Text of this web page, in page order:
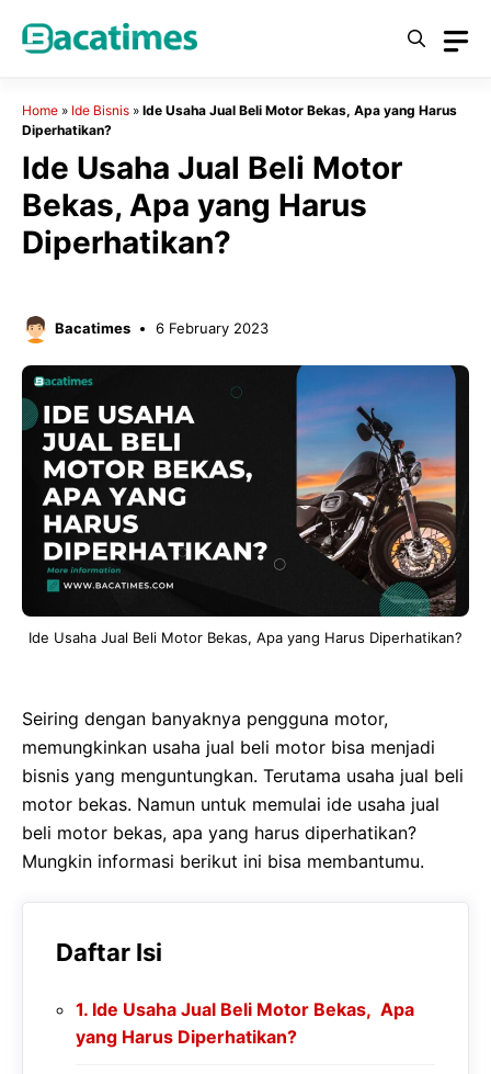
Home » Ide Bisnis » Ide Usaha Jual Beli Motor Bekas, Apa yang Harus
Diperhatikan?
Ide Usaha Jual Beli Motor
Bekas, Apa yang Harus
Diperhatikan?
Bacatimes 6 February 2023
Ide Usaha Jual Beli Motor Bekas, Apa yang Harus Diperhatikan?
Seiring dengan banyaknya pengguna motor,
memungkinkan usaha jual beli motor bisa menjadi
bisnis yang menguntungkan. Terutama usaha jual beli
motor bekas. Namun untuk memulai ide usaha jual
beli motor bekas, apa yang harus diperhatikan?
Mungkin informasi berikut ini bisa membantumu.
Daftar Isi
Ide Usaha Jual Beli Motor Bekas, Apa
yang Harus Diperhatikan?